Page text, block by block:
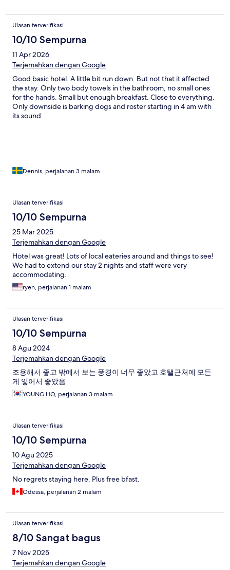
Ulasan terverifikasi
10/10 Sempurna
11 Apr 2026
Terjemahkan dengan Google
Good basic hotel. A little bit run down. But not that it affected
the stay. Only two body towels in the bathroom, no small ones
for the hands. Small but enough breakfast. Close to everything.
Only downside is barking dogs and roster starting in 4 am with
its sound.
Dennis, perjalanan 3 malam
Ulasan terverifikasi
10/10 Sempurna
25 Mar 2025
Terjemahkan dengan Google
Hotel was great! Lots of local eateries around and things to see!
We had to extend our stay 2 nights and staff were very
accommodating.
ryen, perjalanan 1 malam
Ulasan terverifikasi
10/10 Sempurna
8 Agu 2024
Terjemahkan dengan Google
조용해서 좋고 밖에서 보는 풍경이 너무 좋았고 호탤근처에 모든
게 잏어서 좋았음
YOUNG HO, perjalanan 3 malam
Ulasan terverifikasi
10/10 Sempurna
10 Agu 2025
Terjemahkan dengan Google
No regrets staying here. Plus free bfast.
Odessa, perjalanan 2 malam
Ulasan terverifikasi
8/10 Sangat bagus
7 Nov 2025
Terjemahkan dengan Google